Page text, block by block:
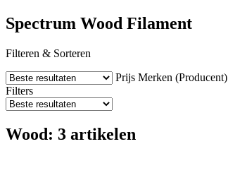
Spectrum Wood Filament
Filteren & Sorteren
Prijs Merken (Producent)
Filters
Wood: 3 artikelen